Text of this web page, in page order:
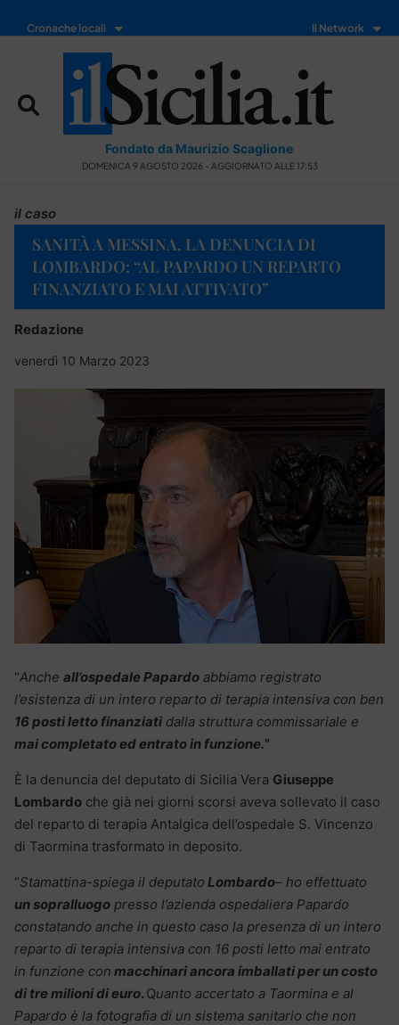
Cronache locali Il Network
Fondato da Maurizio Scaglione
DOMENICA 9 AGOSTO 2026 - AGGIORNATO ALLE 17:53
il caso
SANITÀ A MESSINA, LA DENUNCIA DI
LOMBARDO: “AL PAPARDO UN REPARTO
FINANZIATO E MAI ATTIVATO”
Redazione
venerdì 10 Marzo 2023
“Anche all’ospedale Papardo abbiamo registrato
l’esistenza di un intero reparto di terapia intensiva con ben
16 posti letto finanziati dalla struttura commissariale e
mai completato ed entrato in funzione.”
È la denuncia del deputato di Sicilia Vera Giuseppe
Lombardo che già nei giorni scorsi aveva sollevato il caso
del reparto di terapia Antalgica dell’ospedale S. Vincenzo
di Taormina trasformato in deposito.
“Stamattina-spiega il deputato Lombardo– ho effettuato
un sopralluogo presso l’azienda ospedaliera Papardo
constatando anche in questo caso la presenza di un intero
reparto di terapia intensiva con 16 posti letto mai entrato
in funzione con macchinari ancora imballati per un costo
di tre milioni di euro. Quanto accertato a Taormina e al
Papardo è la fotografia di un sistema sanitario che non